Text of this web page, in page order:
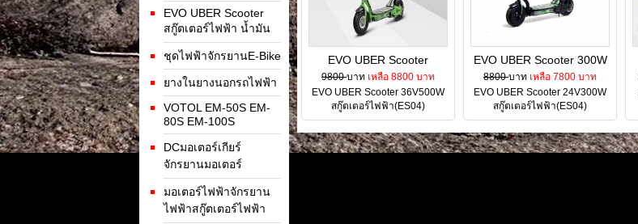
EVO UBER Scooter
สกู๊ตเตอร์ไฟฟ้า น้ำมัน
ชุดไฟฟ้าจักรยานE-Bike
ยางในยางนอกรถไฟฟ้า
VOTOL EM-50S EM-
80S EM-100S
DCมอเตอร์เกียร์
จักรยานมอเตอร์
มอเตอร์ไฟฟ้าจักรยาน
ไฟฟ้าสกู๊ตเตอร์ไฟฟ้า
EVO UBER Scooter
36V500W สกู๊ตเตอร์
ไฟฟ้า(ES04)
9800บาท เหลือ 8800 บาท
EVO UBER Scooter 36V500W
สกู๊ตเตอร์ไฟฟ้า(ES04)
EVO UBER Scooter 300W
สกู๊ตเตอร์ไฟฟ้า(ES04)
8800บาท เหลือ 7800 บาท
EVO UBER Scooter 24V300W
สกู๊ตเตอร์ไฟฟ้า(ES04)